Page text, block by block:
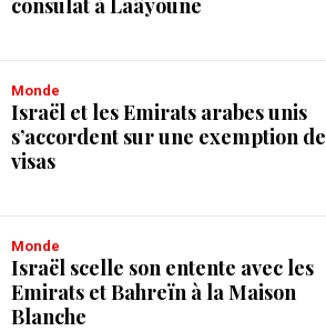
consulat à Laâyoune
Monde
Israël et les Emirats arabes unis
s’accordent sur une exemption de
visas
Monde
Israël scelle son entente avec les
Emirats et Bahreïn à la Maison
Blanche